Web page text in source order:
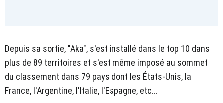
Depuis sa sortie, "Aka", s'est installé dans le top 10 dans
plus de 89 territoires et s'est même imposé au sommet
du classement dans 79 pays dont les États-Unis, la
France, l'Argentine, l'Italie, l'Espagne, etc...